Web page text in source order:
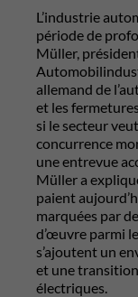
L’industrie
période de
Müller,
allemand de
et les
si le secteur
concurrence
une entrevue
Müller a
paient
marquées par
d’œuvre parmi
s’ajoutent un
et une
électriques.